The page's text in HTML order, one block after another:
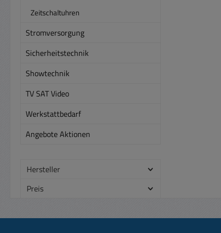
Zeitschaltuhren
Stromversorgung
Sicherheitstechnik
Showtechnik
TV SAT Video
Werkstattbedarf
Angebote Aktionen
Hersteller
Preis